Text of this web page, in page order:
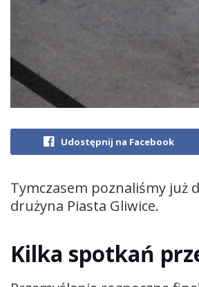
Udostępnij na Facebook
Tymczasem poznaliśmy już
drużyna Piasta Gliwice.
Kilka spotkań